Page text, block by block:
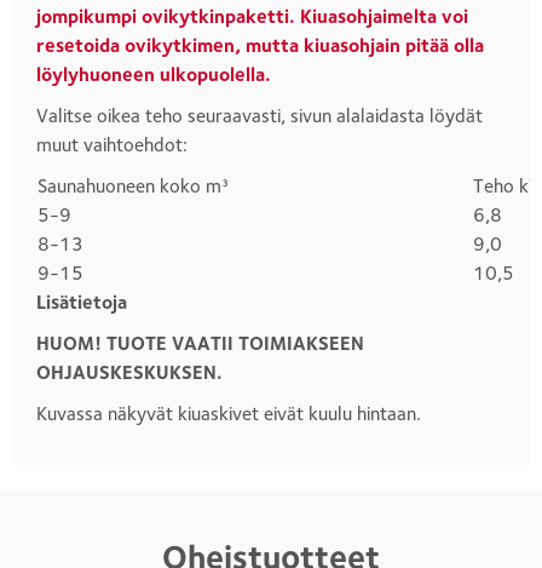
jompikumpi ovikytkinpaketti. Kiuasohjaimelta voi
resetoida ovikytkimen, mutta kiuasohjain pitää olla
löylyhuoneen ulkopuolella.
Valitse oikea teho seuraavasti, sivun alalaidasta löydät
muut vaihtoehdot:
Otsikko
1
Saunahuoneen koko m³
Teho
5-9
6,8
8-13
9,0
9-15
10,5
Lisätietoja
HUOM! TUOTE VAATII TOIMIAKSEEN
OHJAUSKESKUKSEN.
Kuvassa näkyvät kiuaskivet eivät kuulu hintaan.
Oheistuotteet